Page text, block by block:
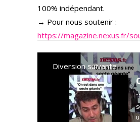
100% indépendant.
→ Pour nous soutenir :
https://magazine.nexus.fr/
Diversion suivante